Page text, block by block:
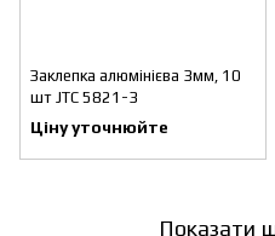
Заклепка алюмінієва 3мм, 10
шт JTC 5821-3
Ціну уточнюйте
Показати